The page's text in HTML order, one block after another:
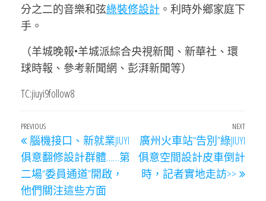
分之二的音樂和弦綠裝修設計 。利時外鄉家庭下
手。
（羊城晚報•羊城派綜合央視新聞、新華社、環
球時報、參考新聞網、彭湃新聞等）
TC:jiuyi9follow8
文
章
導
覽
Previous
Post
PREVIOUS
腦機接口、新就業JIUYI
俱意翻修設計群體……第
二場“委員通道”開啟，
他們關注這些方面
Next
NEXT
廣州火車站“告別”綠JIUYI
俱意空間設計皮車倒計
時，記者實地走訪>>